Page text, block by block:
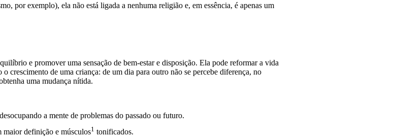
por exemplo), ela não está ligada a nenhuma religião e, em essência, é apenas um
e promover uma sensação de bem-estar e disposição. Ela pode reformar a vida
crescimento de uma criança: de um dia para outro não se percebe diferença, no
uma mudança nítida.
a mente de problemas do passado ou futuro.
maior definição e músculos1 tonificados.